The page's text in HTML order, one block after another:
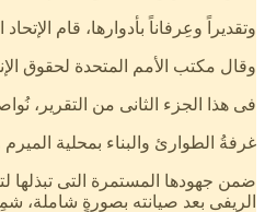
وتقديراً وعِرفاناً بأدوارها، قام
وقال مكتب الأمم المتحدة لحقوق
فى هذا الجزء الثانى من التقرير،
غرفةُ الطوارئ والبناء بمحلية
الريفى بعد صيانته بصورةٍ شاملة، شمِلت الصيانة